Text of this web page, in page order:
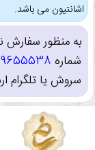
اشانتیون می باشد.
به منظور سفارش
شماره
سروش یا تلگرام